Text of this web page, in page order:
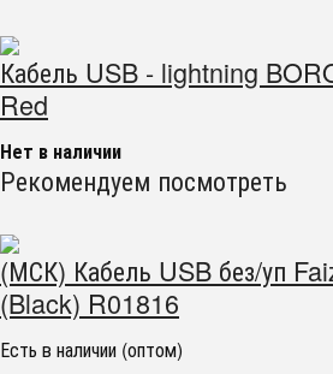
Кабель USB - lightning
Red
Нет в наличии
Рекомендуем посмотреть
(МСК) Кабель USB без/уп
(Black) R01816
Есть в наличии (оптом)